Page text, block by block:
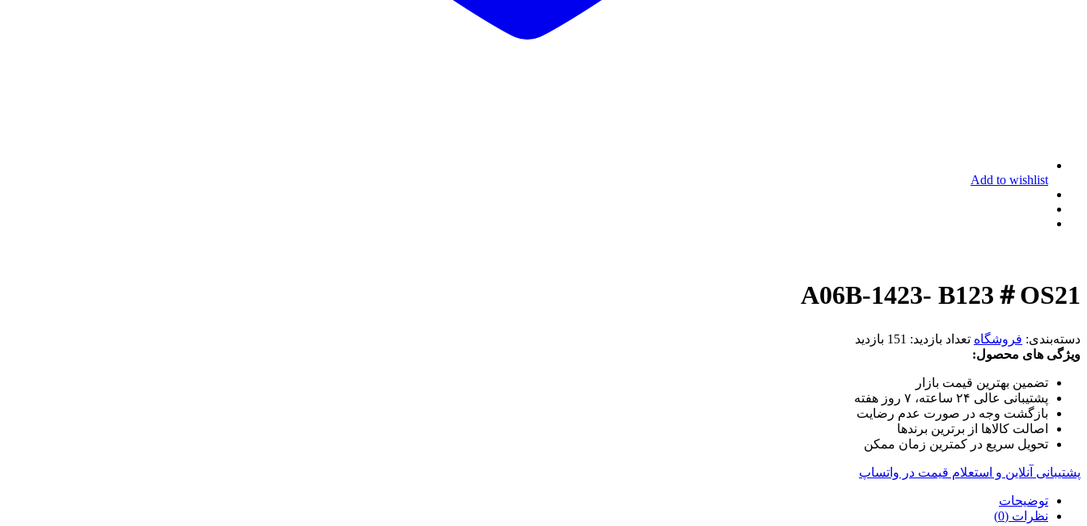
Add to wishlist
A06B-1423- B123＃OS21
دسته‌بندی: فروشگاه تعداد بازدید: 151 بازدید
ویژگی های محصول:
تضمین بهترین قیمت بازار
پشتیبانی عالی ۲۴ ساعته، ۷ روز هفته
بازگشت وجه در صورت عدم رضایت
اصالت کالاها از برترین برندها
تحویل سریع در کمترین زمان ممکن
پشتیبانی آنلاین و استعلام قیمت در واتساپ
توضیحات
نظرات (0)